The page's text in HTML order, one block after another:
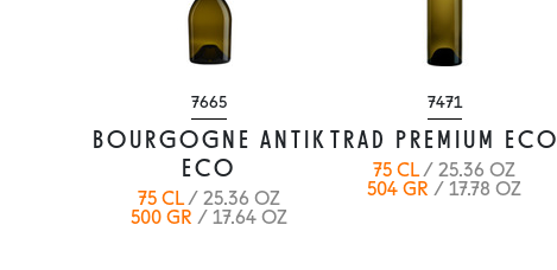
7665
BOURGOGNE ANTIK
ECO
75 CL/ 25.36 OZ
500 GR / 17.64 OZ
7471
TRAD PREMIUM ECO
75 CL/ 25.36 OZ
504 GR / 17.78 OZ